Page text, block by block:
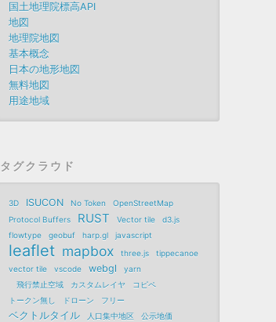
国土地理院標高API
地図
地理院地図
基本概念
日本の地形地図
無料地図
用途地域
タグクラウド
3D ISUCON No Token
OpenStreetMap
Protocol Buffers
RUST Vector tile
d3.js
flowtype
geobuf harp.gl javascript
leaflet mapbox three.js
tippecanoe
vector tile
vscode webgl
yarn
飛行禁止空域
カスタムレイヤ
コピペ
トークン無し
ドローン フリー
ベクトルタイル 人口集中地区
公示地価